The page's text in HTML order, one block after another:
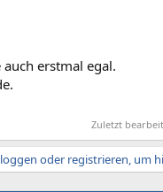
erstmal egal.
Zuletzt
oder registrieren, um